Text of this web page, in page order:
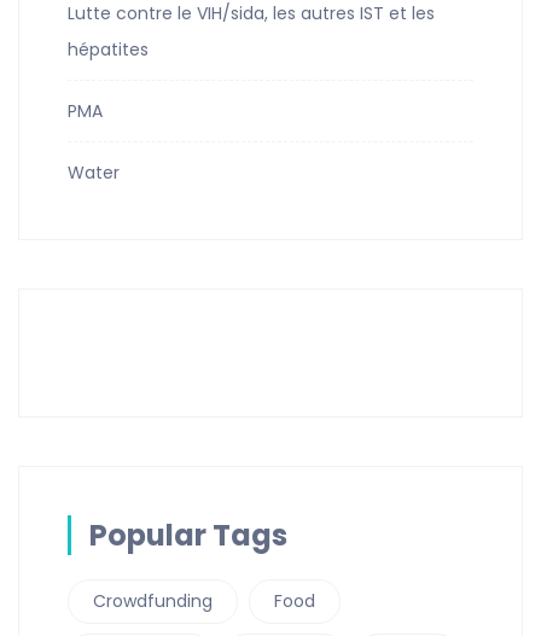
Lutte contre le VIH/sida, les autres IST et les
hépatites
PMA
Water
Popular Tags
Crowdfunding Food